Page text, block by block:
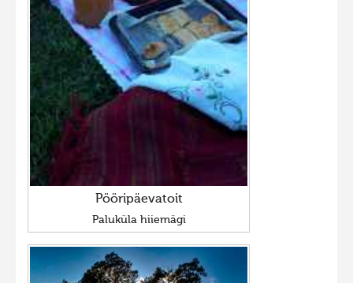
Pööripäevatoit
Paluküla hiiemägi